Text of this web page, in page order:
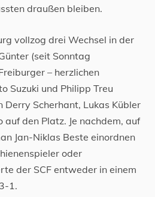
draußen bleiben.
vollzog drei Wechsel in der
(seit Sonntag
– herzlichen
Suzuki und Philipp Treu
Derry Scherhant, Lukas Kübler
auf den Platz. Je nachdem, auf
Jan-Niklas Beste einordnen
oder
der SCF entweder in einem
1.